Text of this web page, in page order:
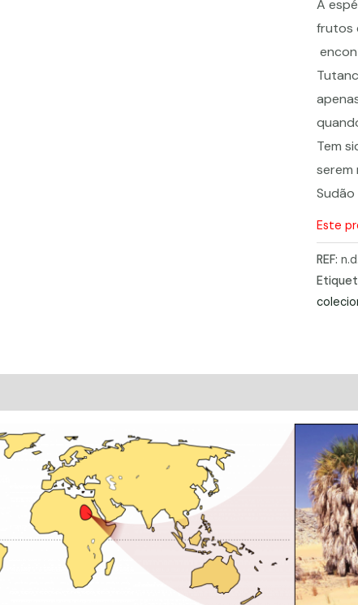
A
frutos
Tem
serem
Este
REF:n.d.